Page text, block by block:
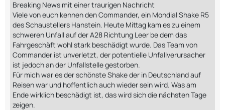
Breaking News mit einer traurigen Nachricht
Viele von euch kennen den Commander, ein Mondial Shake R5
des Schaustellers Hanstein. Heute Mittag kam es zu einem
schweren Unfall auf der A28 Richtung Leer be dem das
Fahrgeschäft wohl stark beschädigt wurde. Das Team von
Commander ist unverletzt, der potentielle Unfallverursacher
ist jedoch an der Unfallstelle gestorben.
Für mich war es der schönste Shake der in Deutschland auf
Reisen war und hoffentlich auch wieder sein wird. Was am
Ende wirklich beschädigt ist, das wird sich die nächsten Tage
zeigen.